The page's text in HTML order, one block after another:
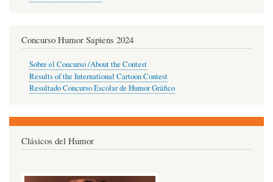
Concurso Humor Sapiens 2024
Sobre el Concurso /About the Contest
Results of the International Cartoon Contest
Resultado Concurso Escolar de Humor Gráfico
Clásicos del Humor